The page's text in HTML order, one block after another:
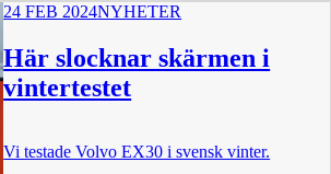
24 FEB 2024NYHETER
Här slocknar skärmen i
vintertestet
Vi testade Volvo EX30 i svensk vinter.